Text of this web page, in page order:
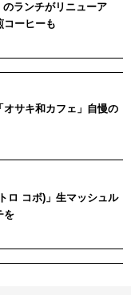
のランチがリニューア
コーヒーも
オサキ和カフェ」自慢の
ロ コボ)」生マッシュル
を